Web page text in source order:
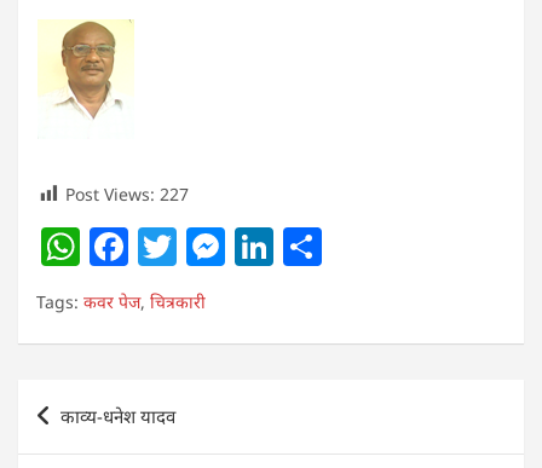
Post Views: 227
W
h
at
s
A
p
F
a
c
e
b
o
T
w
itt
er
M
e
g
Li
e
n
e
Tags: कवर पेज, चित्रकारी
Post
navigation
काव्य-धनेश यादव